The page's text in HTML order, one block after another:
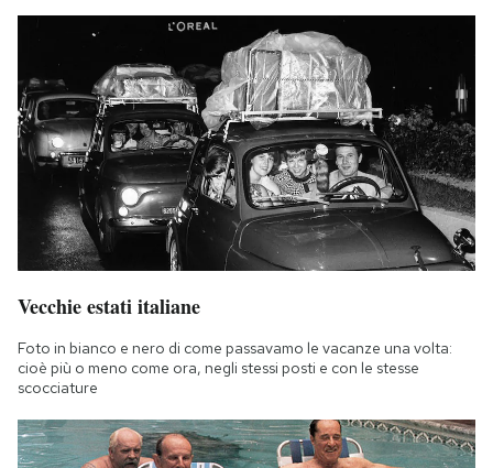
AREA PERSONALE
Area Personale
Newsletter
Notifiche mobile
Regala il Post
Hai bisogno di aiuto?
Esci
Vecchie estati italiane
Foto in bianco e nero di come passavamo le vacanze una volta:
cioè più o meno come ora, negli stessi posti e con le stesse
scocciature